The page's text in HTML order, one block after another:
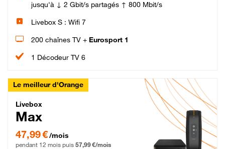
jusqu'à ↓ 2 Gbit/s partagés ↑ 800 Mbit/s
Livebox S : Wifi 7
200 chaînes TV + Eurosport 1
1 Décodeur TV 6
Le meilleur d'Orange
Livebox Max Fibre
Livebox
Max
47,99 € par mois pendant 12 mois puis 57,99 € par mois, Engagement 12 mois
47,99 €/mois
pendant 12 mois puis 57,99 €/mois